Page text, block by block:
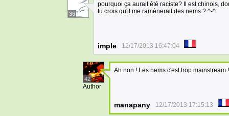
36
pourquoi ça aurait été raciste? Il est chinois,
tu crois qu'il me ramènerait des nems ? ^-^
imple 12/17/2013 16:47:04
42
Author
Ah non ! Les nems c'est trop
manapany 12/17/2013 17:15:13